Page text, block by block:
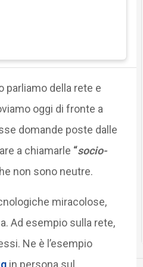
parliamo della rete e
oggi di fronte a
domande poste dalle
a chiamarle “socio-
non sono neutre.
miracolose,
Ad esempio sulla rete,
Ne è l’esempio
in persona sul